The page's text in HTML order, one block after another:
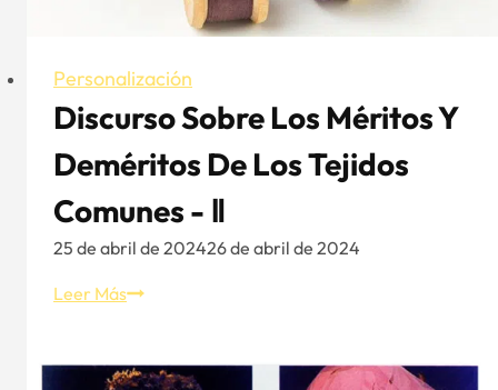
Personalización
Discurso Sobre Los Méritos Y
Deméritos De Los Tejidos
Comunes - Ⅱ
25 de abril de 202426 de abril de 2024
Leer MásDiscurso
méritos